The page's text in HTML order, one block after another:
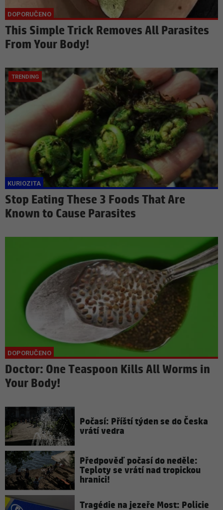
This Simple Trick Removes All Parasites
From Your Body!
Stop Eating These 3 Foods That Are
Known to Cause Parasites
Doctor: One Teaspoon Kills All Worms in
Your Body!
Počasí: Příští týden se do Česka
vrátí vedra
Předpověď počasí do neděle:
Teploty se vrátí nad tropickou
hranici!
Tragédie na jezeře Most: Policie